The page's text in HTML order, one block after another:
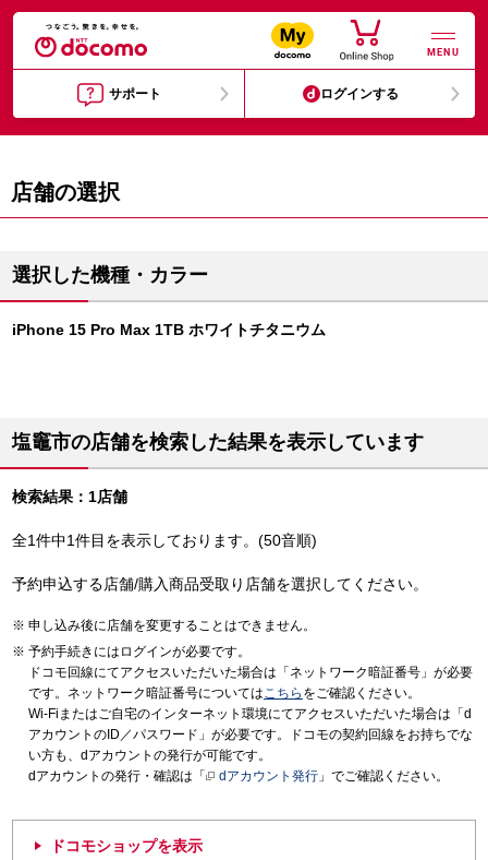
MENU
サポート ログインする
店舗の選択
選択した機種・カラー
iPhone 15 Pro Max 1TB ホワイトチタニウム
塩竈市の店舗を検索した結果を表示しています
検索結果：1店舗
全1件中1件目を表示しております。(50音順)
予約申込する店舗/購入商品受取り店舗を選択してください。
申し込み後に店舗を変更することはできません。
予約手続きにはログインが必要です。
ドコモ回線にてアクセスいただいた場合は「ネットワーク暗証番号」が必要
です。ネットワーク暗証番号についてはこちら をご確認ください。
Wi-Fiまたはご自宅のインターネット環境にてアクセスいただいた場合は「d
アカウントのID／パスワード」が必要です。ドコモの契約回線をお持ちでな
い方も、dアカウントの発行が可能です。
dアカウントの発行・確認は「
dアカウント発行 」でご確認ください。
ドコモショップを表示